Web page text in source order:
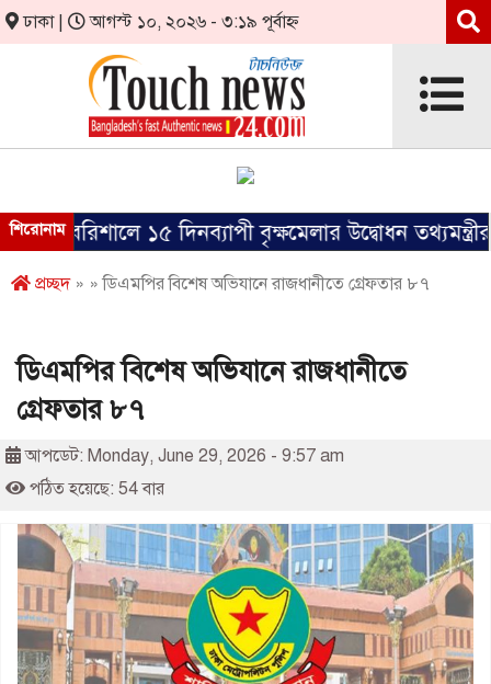
ঢাকা | আগস্ট ১০, ২০২৬ - ৩:১৯ পূর্বাহ্ন
শিরোনাম
বরিশালে ১৫ দিনব্যাপী বৃক্ষমেলার উদ্বোধন তথ্যমন্ত্রীর
প্রচ্ছদ» » ডিএমপির বিশেষ অভিযানে রাজধানীতে গ্রেফতার ৮৭
ডিএমপির বিশেষ অভিযানে রাজধানীতে
গ্রেফতার ৮৭
আপডেট: Monday, June 29, 2026 - 9:57 am
পঠিত হয়েছে: 54 বার